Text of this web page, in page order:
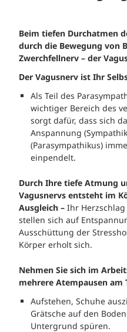
Beim tiefen Durchatmen
durch die Bewegung von
Zwerchfellnerv – der
Der Vagusnerv ist Ihr
Als Teil des
wichtiger Bereich des
sorgt dafür, dass sich
Anspannung
(Parasympathikus)
einpendelt.
Durch Ihre tiefe Atmung
Vagusnervs entsteht im
Ausgleich – Ihr
stellen sich auf
Ausschüttung der
Körper erholt sich.
Nehmen Sie sich im
mehrere Atempausen am
Aufstehen, Schuhe
Grätsche auf den
Untergrund spüren.